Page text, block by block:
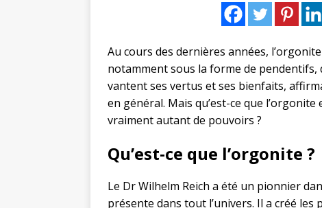
Au cours des dernières années,
notamment sous la forme de pendentifs,
vantent ses vertus et ses bienfaits,
en général. Mais qu’est-ce que
vraiment autant de pouvoirs ?
Qu’est-ce que l’orgonite ?
Le Dr Wilhelm Reich a été un pionnier
présente dans tout l’univers. Il a créé les